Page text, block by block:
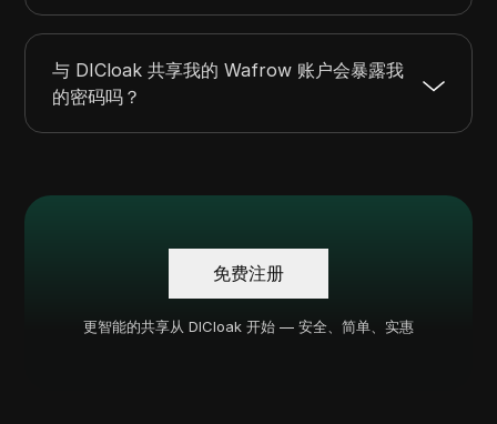
与 DICloak 共享我的 Wafrow 账户会暴露我
的密码吗？
免费注册
更智能的共享从 DICloak 开始 — 安全、简单、实惠